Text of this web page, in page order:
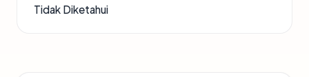
Tidak Diketahui